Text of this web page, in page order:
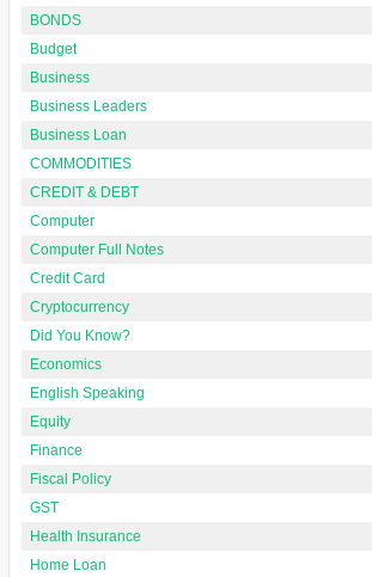
BONDS
Budget
Business
Business Leaders
Business Loan
COMMODITIES
CREDIT & DEBT
Computer
Computer Full Notes
Credit Card
Cryptocurrency
Did You Know?
Economics
English Speaking
Equity
Finance
Fiscal Policy
GST
Health Insurance
Home Loan